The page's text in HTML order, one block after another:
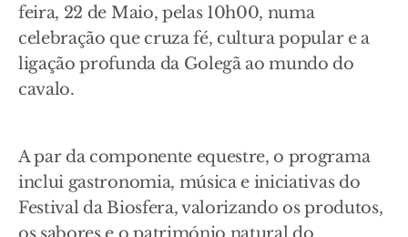
feira, 22 de Maio, pelas 10h00, numa
celebração que cruza fé, cultura popular e a
ligação profunda da Golegã ao mundo do
cavalo.
A par da componente equestre, o programa
inclui gastronomia, música e iniciativas do
Festival da Biosfera, valorizando os produtos,